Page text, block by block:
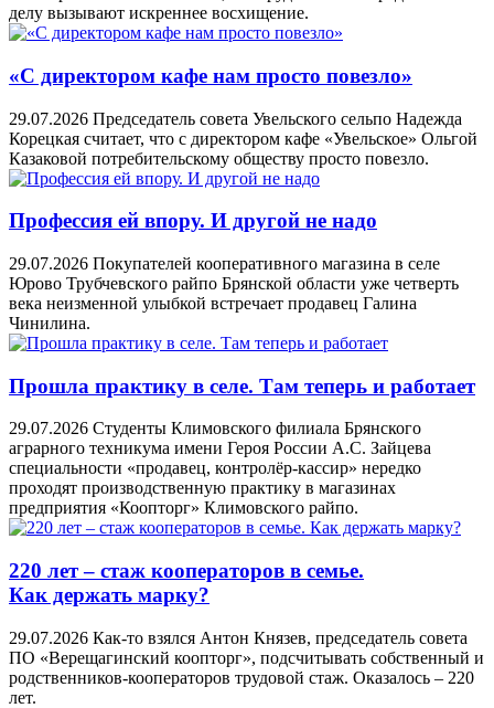
делу вызывают искреннее восхищение.
«С директором кафе нам просто повезло»
29.07.2026 Председатель совета Увельского сельпо Надежда
Корецкая считает, что с директором кафе «Увельское» Ольгой
Казаковой потребительскому обществу просто повезло.
Профессия ей впору. И другой не надо
29.07.2026 Покупателей кооперативного магазина в селе
Юрово Трубчевского райпо Брянской области уже четверть
века неизменной улыбкой встречает продавец Галина
Чинилина.
Прошла практику в селе. Там теперь и работает
29.07.2026 Студенты Климовского филиала Брянского
аграрного техникума имени Героя России А.С. Зайцева
специальности «продавец, контролёр-кассир» нередко
проходят производственную практику в магазинах
предприятия «Коопторг» Климовского райпо.
220 лет – стаж кооператоров в семье.
Как держать марку?
29.07.2026 Как-то взялся Антон Князев, председатель совета
ПО «Верещагинский коопторг», подсчитывать собственный и
родственников-кооператоров трудовой стаж. Оказалось – 220
лет.